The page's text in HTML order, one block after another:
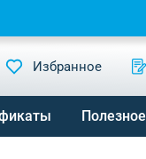
Избранное
Полезное